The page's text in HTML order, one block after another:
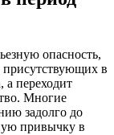
опасность,
присутствующих в
а переходит
Многие
задолго до
привычку в